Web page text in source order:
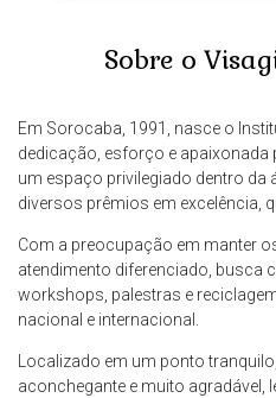
Sobre o
Em Sorocaba, 1991, nasce o
dedicação, esforço e apaixonada
um espaço privilegiado dentro da
diversos prêmios em excelência,
Com a preocupação em manter
atendimento diferenciado, busca
workshops, palestras e
nacional e internacional.
Localizado em um ponto
aconchegante e muito